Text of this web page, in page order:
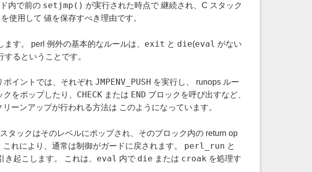
内で前の setjmp() が実行された時点で 継続され、C スタック
を使用して 値を保存すべき理由です。
ます。 perl 例外の基本的なルールは、 exit と die(eval がない
するということです。
ポイントでは、それぞれ JMPENV_PUSH を実行し、 runops ルー
をポップしたり、 CHECK または END ブロックを呼び出すなど、
ーンアップが行われる方法は このようになっています。
タックはそのレベルにポップされ、そのブロック内の return op
これにより、通常は制御がガードに戻されます。 perl_run と
起こします。 これは、 eval 内で die または croak を処理す